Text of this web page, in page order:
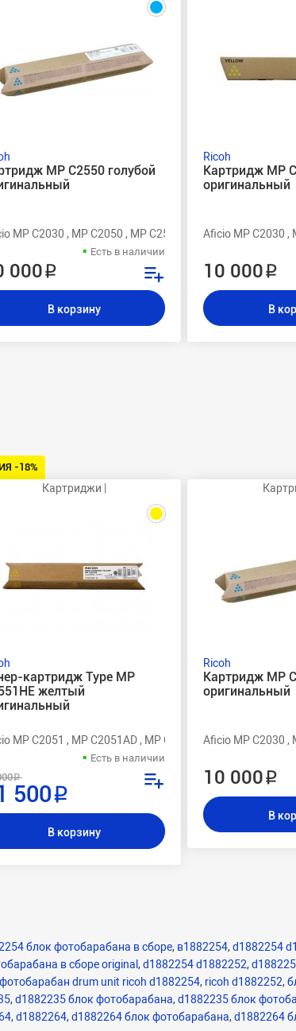
MP C2550 голубой
MP C2030 , MP C2050 , MP C2530 , MP C2550
Есть в наличии
000 ₽
В корзину
Ricoh
Картридж MP
оригинальный
Aficio MP C2030 ,
10 000 ₽
В
-18%
Картриджи |
картридж Type MP
желтый
MP C2051 , MP C2051AD , MP C2551 , MP C2551AD
Есть в наличии
₽
500 ₽
В корзину
Ricoh
Картридж MP
оригинальный
Aficio MP C2030 ,
10 000 ₽
В
блок фотобарабана в сборе, в1882254, d1882254
в сборе original , d1882254 d1882252,
фотобарабан drum unit ricoh d1882254, ricoh d1882252,
, d1882235 блок фотобарабана, d1882235 блок
, d1882264, d1882264 блок фотобарабана, d1882264